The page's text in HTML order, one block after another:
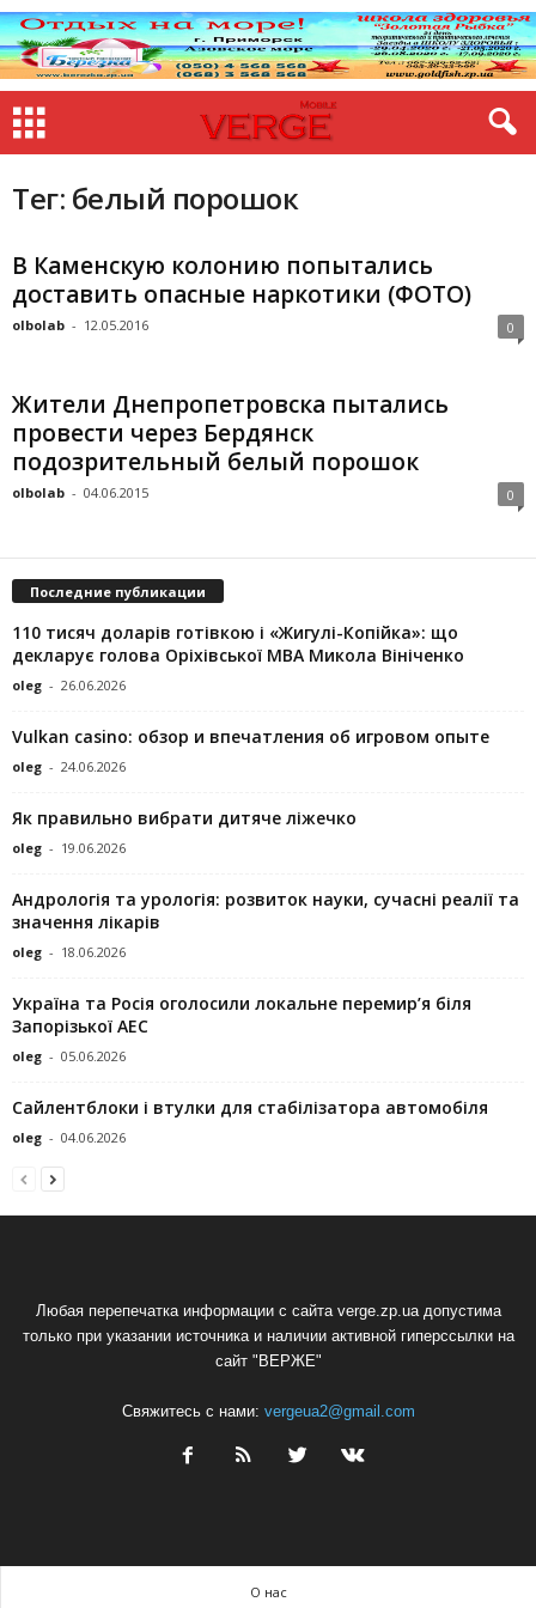
Тег: белый порошок
В Каменскую колонию попытались
доставить опасные наркотики (ФОТО)
olbolab - 12.05.2016 0
Жители Днепропетровска пытались
провести через Бердянск
подозрительный белый порошок
olbolab - 04.06.2015 0
Последние публикации
110 тисяч доларів готівкою і «Жигулі-Копійка»: що
декларує голова Оріхівської МВА Микола Вініченко
oleg - 26.06.2026
Vulkan casino: обзор и впечатления об игровом опыте
oleg - 24.06.2026
Як правильно вибрати дитяче ліжечко
oleg - 19.06.2026
Андрологія та урологія: розвиток науки, сучасні реалії та
значення лікарів
oleg - 18.06.2026
Україна та Росія оголосили локальне перемир’я біля
Запорізької АЕС
oleg - 05.06.2026
Сайлентблоки і втулки для стабілізатора автомобіля
oleg - 04.06.2026
Любая перепечатка информации с сайта verge.zp.ua допустима
только при указании источника и наличии активной гиперссылки на
сайт "ВЕРЖЕ"
Свяжитесь с нами: vergeua2@gmail.com
О нас